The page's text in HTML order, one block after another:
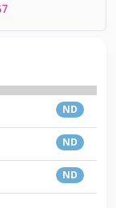
ND
ND
ND